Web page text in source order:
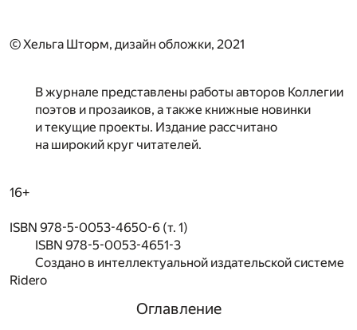
© Хельга Шторм, дизайн обложки, 2021
В журнале представлены работы авторов Коллегии
поэтов и прозаиков, а также книжные новинки
и текущие проекты. Издание рассчитано
на широкий круг читателей.
16+
ISBN 978-5-0053-4650-6 (т. 1)
ISBN 978-5-0053-4651-3
Создано в интеллектуальной издательской системе
Ridero
Оглавление